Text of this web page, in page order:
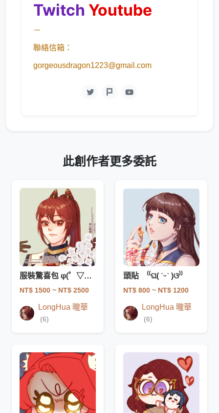
Twitch Youtube
－
聯絡信箱：
gorgeousdragon1223@gmail.com
此創作者更多委託
服裝驚喜包 φ(゜▽゜*)♪
NT$ 1500 ~ NT$ 2500
LongHua 曨華
(6)
頭貼 ⁽⁽ଘ( ˊᵕˋ )ଓ⁾⁾
NT$ 800 ~ NT$ 1200
LongHua 曨華
(6)